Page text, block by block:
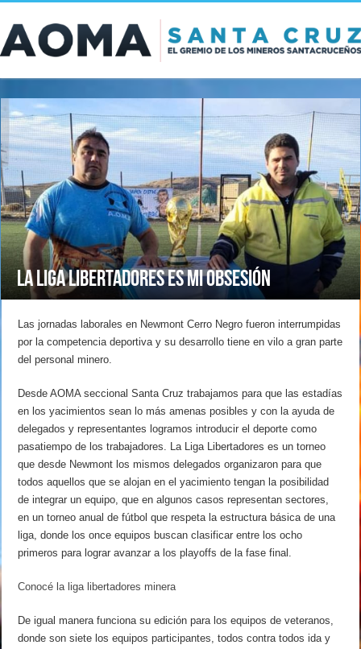
La Liga Libertadores es mi obsesión
Las jornadas laborales en Newmont Cerro Negro fueron interrumpidas
por la competencia deportiva y su desarrollo tiene en vilo a gran parte
del personal minero.
Desde AOMA seccional Santa Cruz trabajamos para que las estadías
en los yacimientos sean lo más amenas posibles y con la ayuda de
delegados y representantes logramos introducir el deporte como
pasatiempo de los trabajadores. La Liga Libertadores es un torneo
que desde Newmont los mismos delegados organizaron para que
todos aquellos que se alojan en el yacimiento tengan la posibilidad
de integrar un equipo, que en algunos casos representan sectores,
en un torneo anual de fútbol que respeta la estructura básica de una
liga, donde los once equipos buscan clasificar entre los ocho
primeros para lograr avanzar a los playoffs de la fase final.
Conocé la liga libertadores minera
De igual manera funciona su edición para los equipos de veteranos,
donde son siete los equipos participantes, todos contra todos ida y